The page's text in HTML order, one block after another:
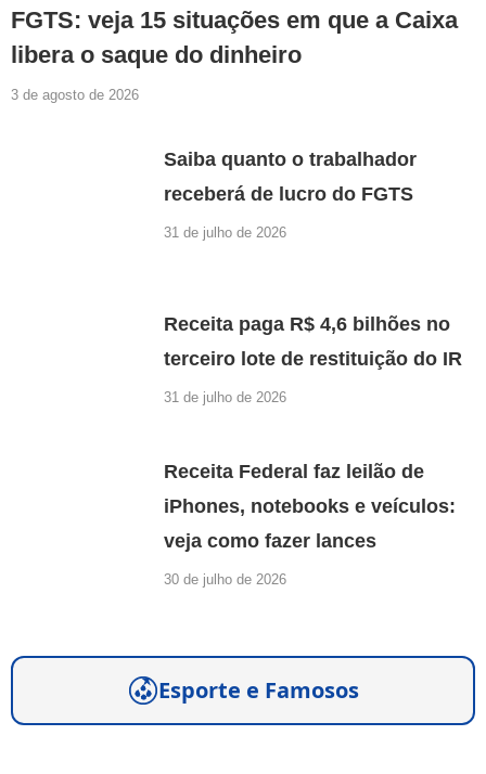
FGTS: veja 15 situações em que a Caixa
libera o saque do dinheiro
3 de agosto de 2026
Saiba quanto o trabalhador
receberá de lucro do FGTS
31 de julho de 2026
Receita paga R$ 4,6 bilhões no
terceiro lote de restituição do IR
31 de julho de 2026
Receita Federal faz leilão de
iPhones, notebooks e veículos:
veja como fazer lances
30 de julho de 2026
Esporte e Famosos